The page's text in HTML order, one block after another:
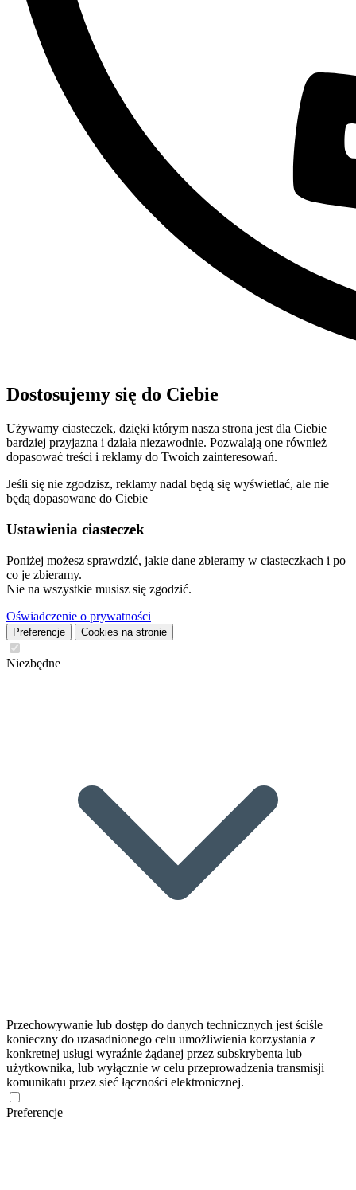
Dostosujemy się do Ciebie
Używamy ciasteczek, dzięki którym nasza strona jest dla Ciebie
bardziej przyjazna i działa niezawodnie. Pozwalają one również
dopasować treści i reklamy do Twoich zainteresowań.
Jeśli się nie zgodzisz, reklamy nadal będą się wyświetlać, ale nie
będą dopasowane do Ciebie
Ustawienia ciasteczek
Poniżej możesz sprawdzić, jakie dane zbieramy w ciasteczkach i po
co je zbieramy.
Nie na wszystkie musisz się zgodzić.
Oświadczenie o prywatności
Preferencje Cookies na stronie
Niezbędne
Przechowywanie lub dostęp do danych technicznych jest ściśle
konieczny do uzasadnionego celu umożliwienia korzystania z
konkretnej usługi wyraźnie żądanej przez subskrybenta lub
użytkownika, lub wyłącznie w celu przeprowadzenia transmisji
komunikatu przez sieć łączności elektronicznej.
Preferencje